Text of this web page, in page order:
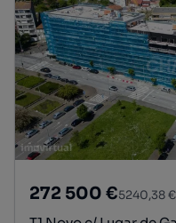
272 500 €5240,38